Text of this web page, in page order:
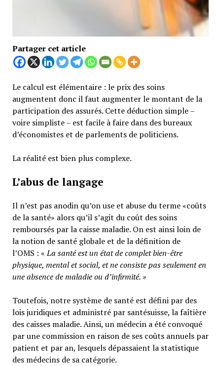
Partager cet article
Le calcul est élémentaire : le prix des soins
augmentent donc il faut augmenter le montant de la
participation des assurés. Cette déduction simple –
voire simpliste – est facile à faire dans des bureaux
d’économistes et de parlements de politiciens.
La réalité est bien plus complexe.
L’abus de langage
Il n’est pas anodin qu’on use et abuse du terme «coûts
de la santé» alors qu’il s’agit du coût des soins
remboursés par la caisse maladie. On est ainsi loin de
la notion de santé globale et de la définition de
l’OMS : «La santé est un état de complet bien-être
physique, mental et social, et ne consiste pas seulement en
une absence de maladie ou d’infirmité.»
Toutefois, notre système de santé est défini par des
lois juridiques et administré par santésuisse, la faîtière
des caisses maladie. Ainsi, un médecin a été convoqué
par une commission en raison de ses coûts annuels par
patient et par an, lesquels dépassaient la statistique
des médecins de sa catégorie.